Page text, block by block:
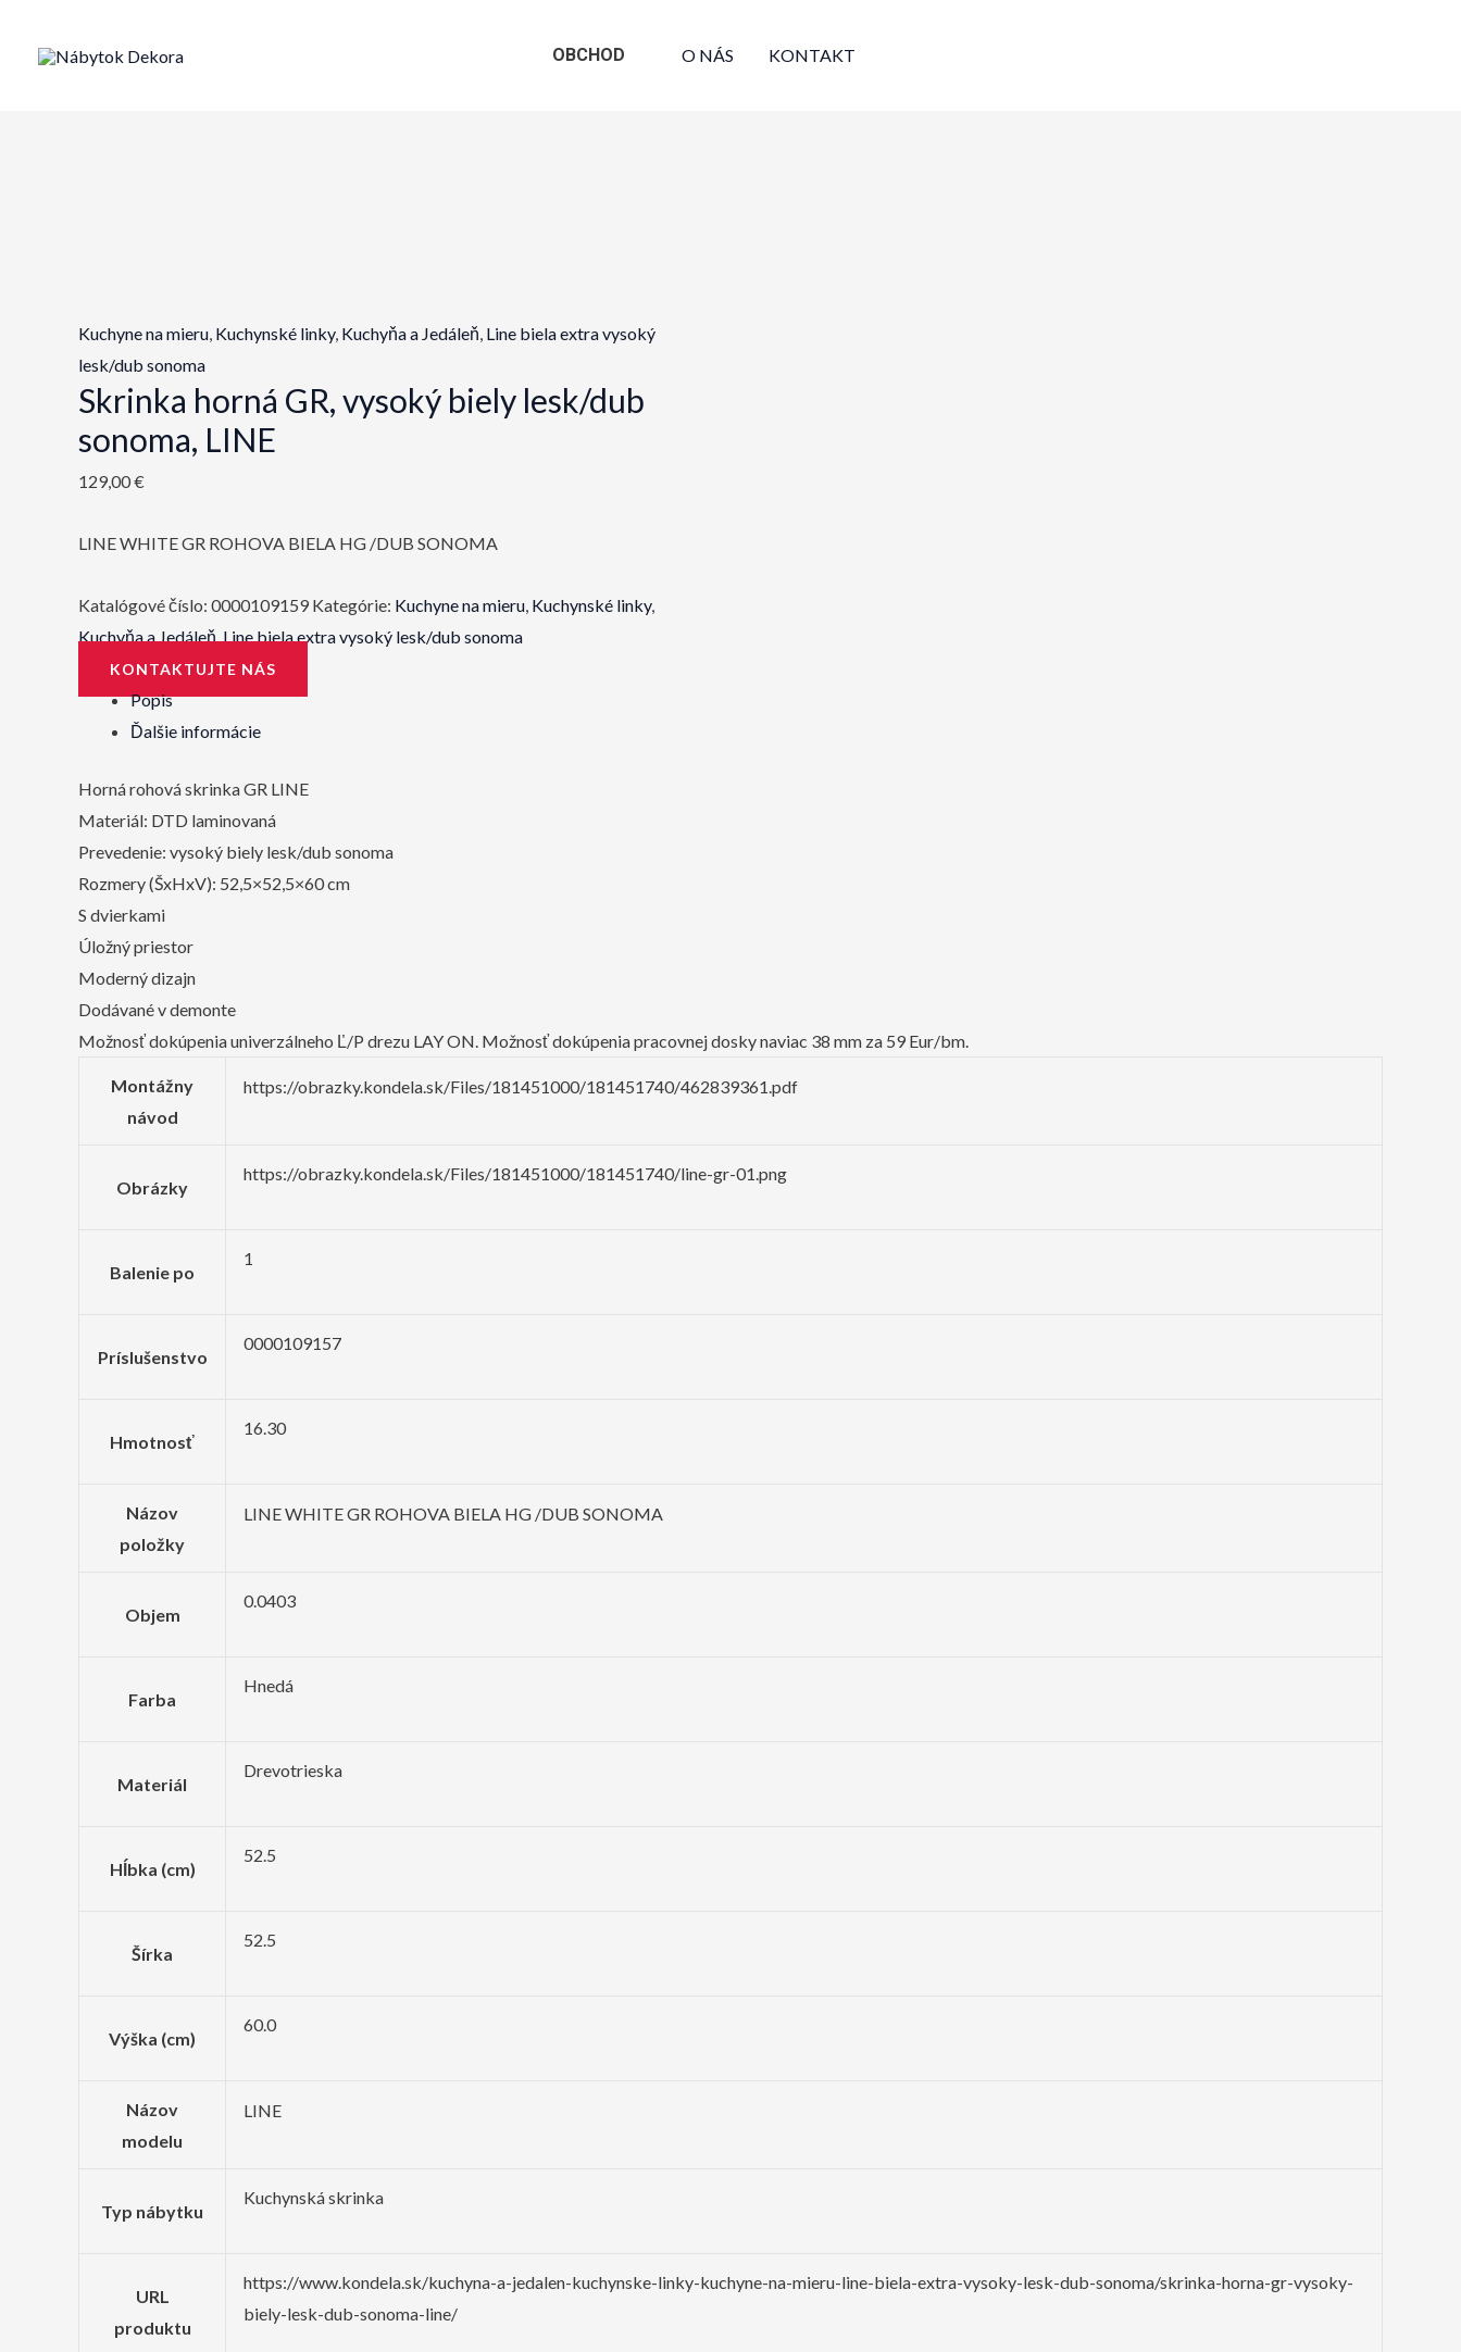
OBCHOD O NÁS KONTAKT
Kuchyne na mieru, Kuchynské linky, Kuchyňa a Jedáleň, Line biela extra vysoký
lesk/dub sonoma
Skrinka horná GR, vysoký biely lesk/dub
sonoma, LINE
129,00€
LINE WHITE GR ROHOVA BIELA HG /DUB SONOMA
Katalógové číslo: 0000109159 Kategórie: Kuchyne na mieru, Kuchynské linky,
Kuchyňa a Jedáleň,Line biela extra vysoký lesk/dub sonoma
KONTAKTUJTE NÁS
Popis
Ďalšie informácie
Horná rohová skrinka GR LINE
Materiál: DTD laminovaná
Prevedenie: vysoký biely lesk/dub sonoma
Rozmery (ŠxHxV): 52,5×52,5×60 cm
S dvierkami
Úložný priestor
Moderný dizajn
Dodávané v demonte
Možnosť dokúpenia univerzálneho Ľ/P drezu LAY ON. Možnosť dokúpenia pracovnej dosky naviac 38 mm za 59 Eur/bm.
Montážny
návod
https://obrazky.kondela.sk/Files/181451000/181451740/462839361.pdf
Obrázky
https://obrazky.kondela.sk/Files/181451000/181451740/line-gr-01.png
Balenie po
1
Príslušenstvo
0000109157
Hmotnosť
16.30
Názov
položky
LINE WHITE GR ROHOVA BIELA HG /DUB SONOMA
Objem
0.0403
Farba
Hnedá
Materiál
Drevotrieska
Hĺbka (cm)
52.5
Šírka
52.5
Výška (cm)
60.0
Názov
modelu
LINE
Typ nábytku
Kuchynská skrinka
URL
produktu
https://www.kondela.sk/kuchyna-a-jedalen-kuchynske-linky-kuchyne-na-mieru-line-biela-extra-vysoky-lesk-dub-sonoma/skrinka-horna-gr-vysoky-
biely-lesk-dub-sonoma-line/